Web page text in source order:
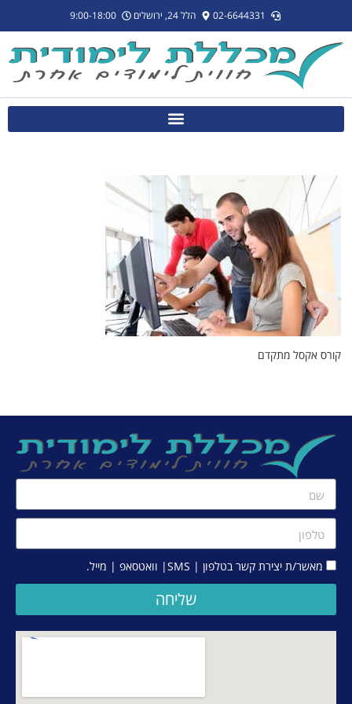
02-6644331 הלל 24, ירושלים 9:00-18:00
קורס אקסל מתקדם
מאשר/ת יצירת קשר בטלפון | SMS| וואטסאפ | מייל.
שליחה